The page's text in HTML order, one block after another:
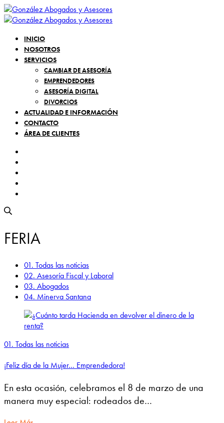
INICIO
NOSOTROS
SERVICIOS
CAMBIAR DE ASESORÍA
EMPRENDEDORES
ASESORÍA DIGITAL
DIVORCIOS
ACTUALIDAD E INFORMACIÓN
CONTACTO
ÁREA DE CLIENTES
FERIA
01. Todas las noticias
02. Asesoría Fiscal y Laboral
03. Abogados
04. Minerva Santana
01. Todas las noticias
¡Feliz día de la Mujer… Emprendedora!
En esta ocasión, celebramos el 8 de marzo de una
manera muy especial: rodeados de…